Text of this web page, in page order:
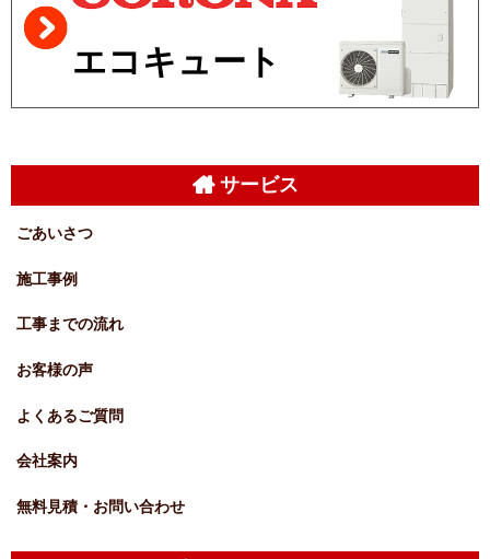
エコキュート
サービス
ごあいさつ
施工事例
工事までの流れ
お客様の声
よくあるご質問
会社案内
無料見積・お問い合わせ